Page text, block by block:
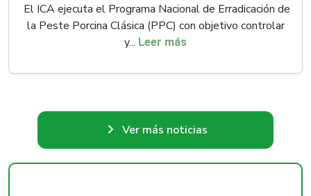
El ICA ejecuta el Programa Nacional de Erradicación de
la Peste Porcina Clásica (PPC) con objetivo controlar
y... Leer más
Ver más noticias